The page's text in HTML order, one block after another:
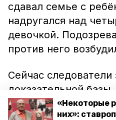
«Некоторые
них»:
сдавал семье с
надругался над
девочкой.
против него
Сейчас
доказательной
экспертизы, с
правоохранители